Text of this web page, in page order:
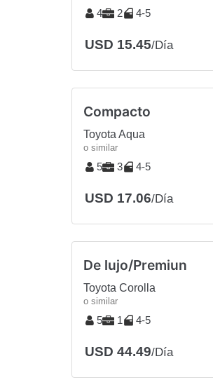
4 2 4-5
USD 15.45/Día
Compacto
Toyota Aqua
o similar
5 3 4-5
USD 17.06/Día
De lujo/Premiun
Toyota Corolla
o similar
5 1 4-5
USD 44.49/Día